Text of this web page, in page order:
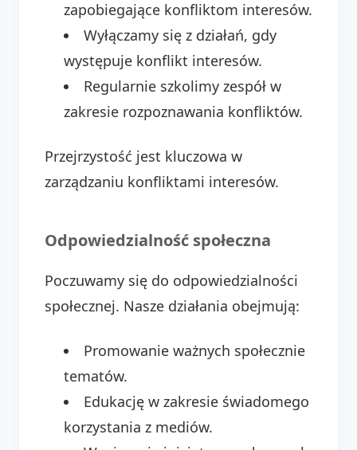
zapobiegające konfliktom interesów.
Wyłączamy się z działań, gdy
występuje konflikt interesów.
Regularnie szkolimy zespół w
zakresie rozpoznawania konfliktów.
Przejrzystość jest kluczowa w
zarządzaniu konfliktami interesów.
Odpowiedzialność społeczna
Poczuwamy się do odpowiedzialności
społecznej. Nasze działania obejmują:
Promowanie ważnych społecznie
tematów.
Edukację w zakresie świadomego
korzystania z mediów.